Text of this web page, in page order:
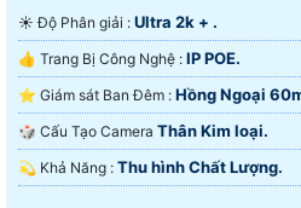
☀️ Độ Phân giải : Ultra 2k + .
👍 Trang Bị Công Nghệ : IP POE.
⭐ Giám sát Ban Đêm : Hồng Ngoại
🎲 Cấu Tạo Camera Thân Kim loại.
️💫 Khả Năng : Thu hình Chất Lượng.